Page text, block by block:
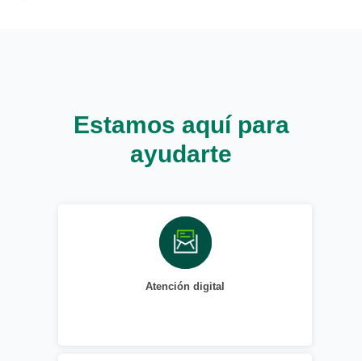
Estamos aquí para
ayudarte
Atención digital